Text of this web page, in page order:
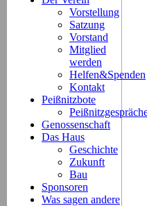
Vorstellung
Satzung
Vorstand
Mitglied
werden
Helfen&Spenden
Kontakt
Peißnitzbote
Genossenschaft
Das Haus
Geschichte
Zukunft
Bau
Sponsoren
Was sagen andere